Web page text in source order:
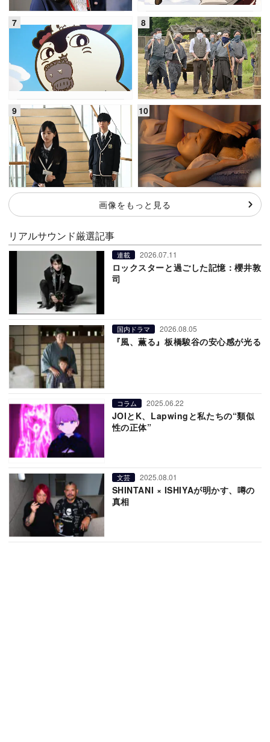
画像をもっと見る
リアルサウンド厳選記事
連載 2026.07.11
ロックスターと過ごした記憶：櫻井敦
司
国内ドラマ 2026.08.05
『風、薫る』板橋駿谷の安心感が光る
コラム 2025.06.22
JOIとK、Lapwingと私たちの“類似
性の正体”
文芸 2025.08.01
SHINTANI × ISHIYAが明かす、噂の
真相